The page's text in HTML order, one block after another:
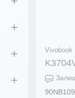
Vivobook